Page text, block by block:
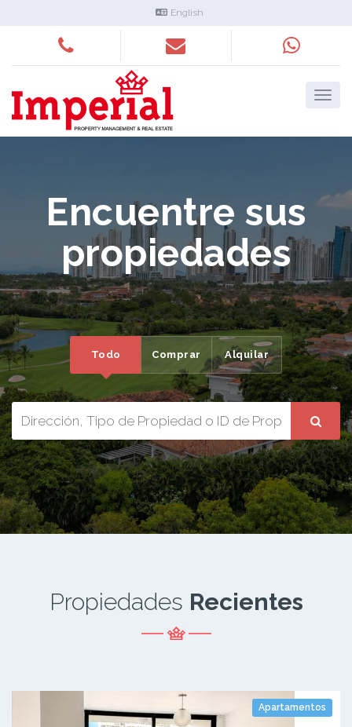
English
Encuentre sus
propiedades
Todo Comprar Alquilar
Propiedades Recientes
Apartamentos